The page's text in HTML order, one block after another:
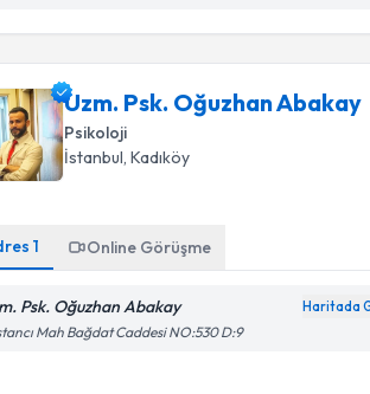
Uzm. Psk. Oğuzhan Abakay
Psikoloji
İstanbul, Kadıköy
1 Online Görüşme
Psk. Oğuzhan Abakay Haritada
Mah Bağdat Caddesi NO:530 D:9